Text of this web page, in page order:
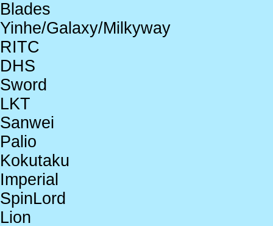
Blades
Yinhe/Galaxy/Milkyway
RITC
DHS
Sword
LKT
Sanwei
Palio
Kokutaku
Imperial
SpinLord
Lion